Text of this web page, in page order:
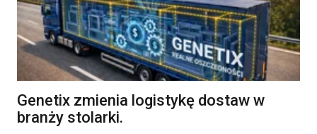
Genetix zmienia logistykę dostaw w
branży stolarki.